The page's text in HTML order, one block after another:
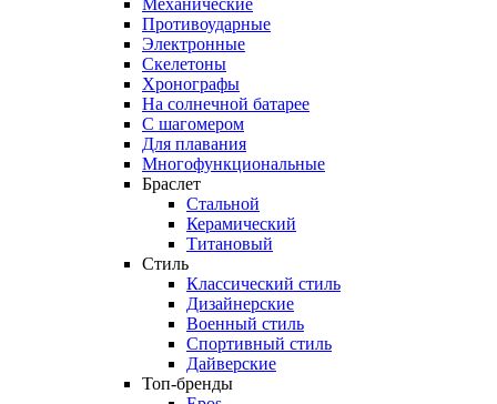
Механические
Противоударные
Электронные
Скелетоны
Хронографы
На солнечной батарее
С шагомером
Для плавания
Многофункциональные
Браслет
Стальной
Керамический
Титановый
Стиль
Классический стиль
Дизайнерские
Военный стиль
Спортивный стиль
Дайверские
Топ-бренды